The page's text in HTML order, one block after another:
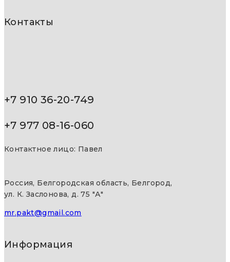
Контакты
+7 910 36-20-749
+7 977 08-16-060
Контактное лицо: Павел
Россия, Белгородская область, Белгород,
ул. К. Заслонова, д. 75 "А"
mr.pakt@gmail.com
Информация